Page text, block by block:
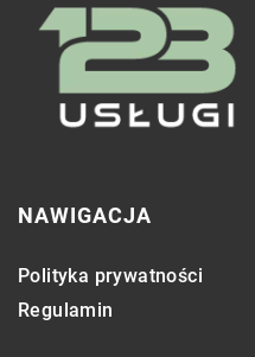
NAWIGACJA
Polityka prywatności
Regulamin